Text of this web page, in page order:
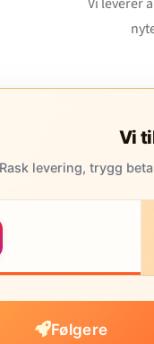
Vi
Rask levering, trygg
Følgere